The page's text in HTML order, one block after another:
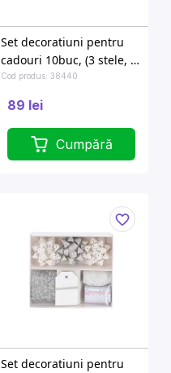
Set decoratiuni pentru
cadouri 10buc, (3 stele, 4
etichete, ghirlanda, 2
panglici), multicolor
Cod produs: 38440
89 lei
Cumpără
Set decoratiuni pentru